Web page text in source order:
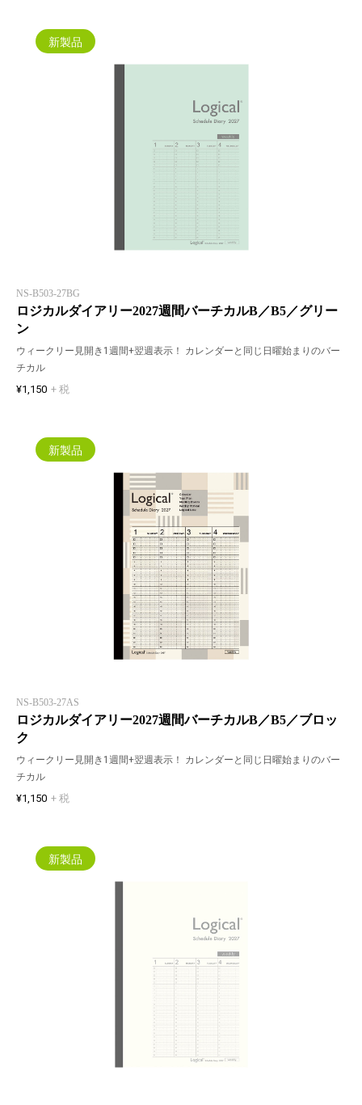
新製品
NS-B503-27BG
ロジカルダイアリー2027週間バーチカルB／B5／グリー
ン
ウィークリー見開き1週間+翌週表示！ カレンダーと同じ日曜始まりのバー
チカル
¥1,150 + 税
新製品
NS-B503-27AS
ロジカルダイアリー2027週間バーチカルB／B5／ブロッ
ク
ウィークリー見開き1週間+翌週表示！ カレンダーと同じ日曜始まりのバー
チカル
¥1,150 + 税
新製品